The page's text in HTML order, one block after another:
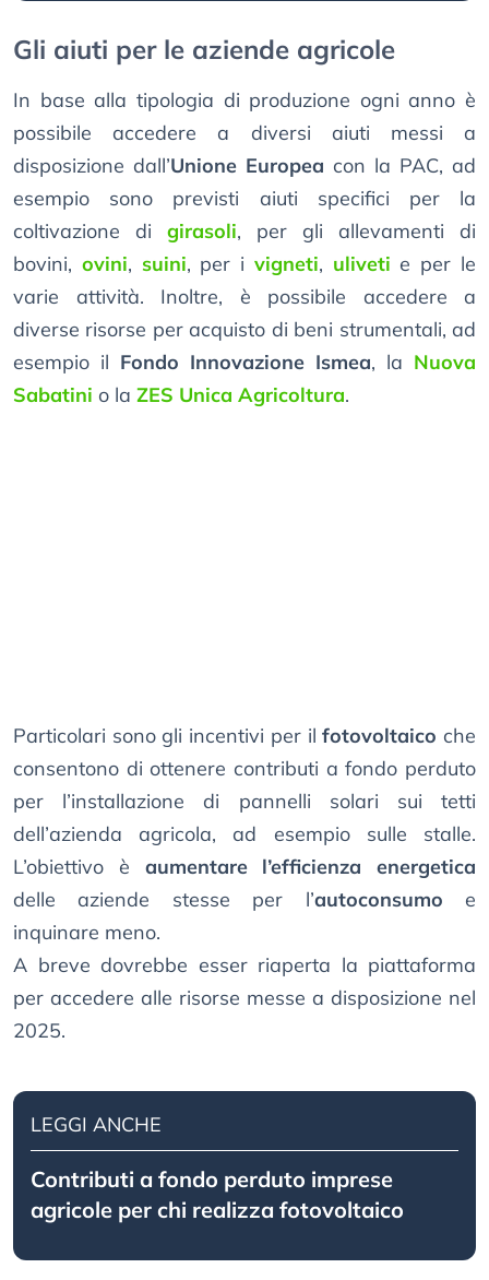
Gli aiuti per le aziende agricole
In base alla tipologia di produzione ogni anno è
possibile accedere a diversi aiuti messi a
disposizione dall’Unione Europea con la PAC, ad
esempio sono previsti aiuti specifici per la
coltivazione di girasoli, per gli allevamenti di
bovini, ovini, suini, per i vigneti, uliveti e per le
varie attività. Inoltre, è possibile accedere a
diverse risorse per acquisto di beni strumentali, ad
esempio il Fondo Innovazione Ismea, la Nuova
Sabatini o la ZES Unica Agricoltura.
Particolari sono gli incentivi per ilfotovoltaico che
consentono di ottenere contributi a fondo perduto
per l’installazione di pannelli solari sui tetti
dell’azienda agricola, ad esempio sulle stalle.
L’obiettivo è aumentare l’efficienza energetica
delle aziende stesse per l’autoconsumo e
inquinare meno.
A breve dovrebbe esser riaperta la piattaforma
per accedere alle risorse messe a disposizione nel
2025.
LEGGI ANCHE
Contributi a fondo perduto imprese
agricole per chi realizza fotovoltaico